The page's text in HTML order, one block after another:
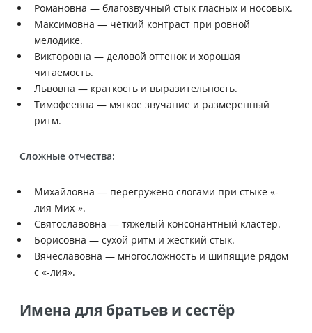
Романовна — благозвучный стык гласных и носовых.
Максимовна — чёткий контраст при ровной
мелодике.
Викторовна — деловой оттенок и хорошая
читаемость.
Львовна — краткость и выразительность.
Тимофеевна — мягкое звучание и размеренный
ритм.
Сложные отчества:
Михайловна — перегружено слогами при стыке «-
лия Мих-».
Святославовна — тяжёлый консонантный кластер.
Борисовна — сухой ритм и жёсткий стык.
Вячеславовна — многосложность и шипящие рядом
с «-лия».
Имена для братьев и сестёр